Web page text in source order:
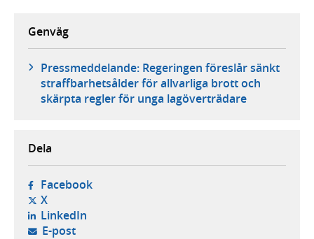
Genväg
Pressmeddelande: Regeringen föreslår sänkt
straffbarhetsålder för allvarliga brott och
skärpta regler för unga lagöverträdare
Dela
Facebook- öppnas i ny flik, extern webbplats,
X- öppnas i ny flik, extern webbplats,
LinkedIn- öppnas i ny flik, extern webbplats,
E-post- öppnar din e-postklient,